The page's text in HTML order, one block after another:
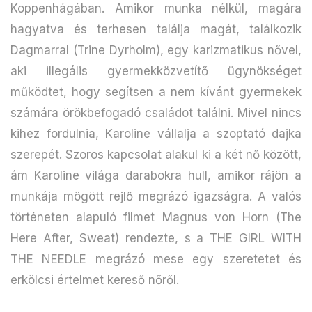
Koppenhágában. Amikor munka nélkül, magára
hagyatva és terhesen találja magát, találkozik
Dagmarral (Trine Dyrholm), egy karizmatikus nővel,
aki illegális gyermekközvetítő ügynökséget
működtet, hogy segítsen a nem kívánt gyermekek
számára örökbefogadó családot találni. Mivel nincs
kihez fordulnia, Karoline vállalja a szoptató dajka
szerepét. Szoros kapcsolat alakul ki a két nő között,
ám Karoline világa darabokra hull, amikor rájön a
munkája mögött rejlő megrázó igazságra. A valós
történeten alapuló filmet Magnus von Horn (The
Here After, Sweat) rendezte, s a THE GIRL WITH
THE NEEDLE megrázó mese egy szeretetet és
erkölcsi értelmet kereső nőről.